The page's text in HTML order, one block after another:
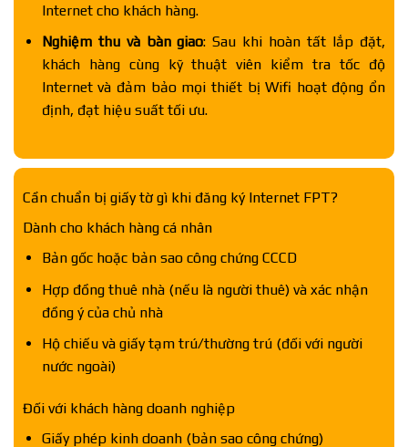
Internet cho khách hàng.
Nghiệm thu và bàn giao: Sau khi hoàn tất lắp đặt,
khách hàng cùng kỹ thuật viên kiểm tra tốc độ
Internet và đảm bảo mọi thiết bị Wifi hoạt động ổn
định, đạt hiệu suất tối ưu.
Cần chuẩn bị giấy tờ gì khi đăng ký Internet FPT?
Dành cho khách hàng cá nhân
Bản gốc hoặc bản sao công chứng CCCD
Hợp đồng thuê nhà (nếu là người thuê) và xác nhận
đồng ý của chủ nhà
Hộ chiếu và giấy tạm trú/thường trú (đối với người
nước ngoài)
Đối với khách hàng doanh nghiệp
Giấy phép kinh doanh (bản sao công chứng)